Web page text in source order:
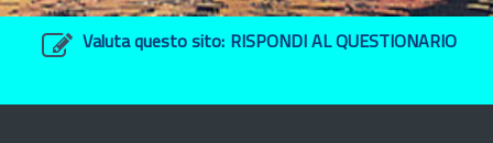
Valuta questo sito: RISPONDI AL QUESTIONARIO